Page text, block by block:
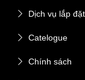
Dịch vụ lắp đặt
Catelogue
Chính sách